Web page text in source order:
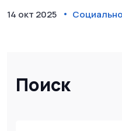
Поиск
14 окт 2025